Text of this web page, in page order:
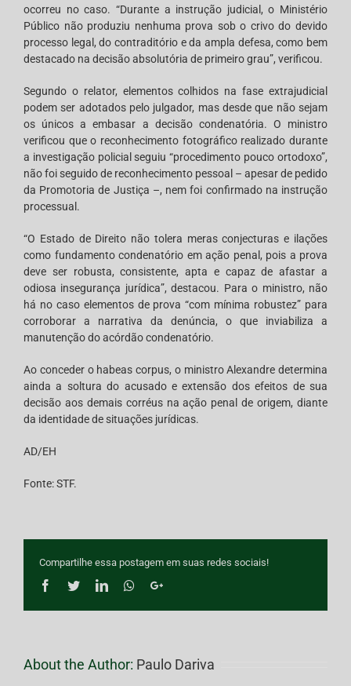
ocorreu no caso. “Durante a instrução judicial, o Ministério
Público não produziu nenhuma prova sob o crivo do devido
processo legal, do contraditório e da ampla defesa, como bem
destacado na decisão absolutória de primeiro grau”, verificou.
Segundo o relator, elementos colhidos na fase extrajudicial
podem ser adotados pelo julgador, mas desde que não sejam
os únicos a embasar a decisão condenatória. O ministro
verificou que o reconhecimento fotográfico realizado durante
a investigação policial seguiu “procedimento pouco ortodoxo”,
não foi seguido de reconhecimento pessoal – apesar de pedido
da Promotoria de Justiça –, nem foi confirmado na instrução
processual.
“O Estado de Direito não tolera meras conjecturas e ilações
como fundamento condenatório em ação penal, pois a prova
deve ser robusta, consistente, apta e capaz de afastar a
odiosa insegurança jurídica”, destacou. Para o ministro, não
há no caso elementos de prova “com mínima robustez” para
corroborar a narrativa da denúncia, o que inviabiliza a
manutenção do acórdão condenatório.
Ao conceder o habeas corpus, o ministro Alexandre determina
ainda a soltura do acusado e extensão dos efeitos de sua
decisão aos demais corréus na ação penal de origem, diante
da identidade de situações jurídicas.
AD/EH
Fonte: STF.
Compartilhe essa postagem em suas redes sociais!
Facebook
TwitterLinkedInWhatsappGoogle+
About the Author: Paulo Dariva